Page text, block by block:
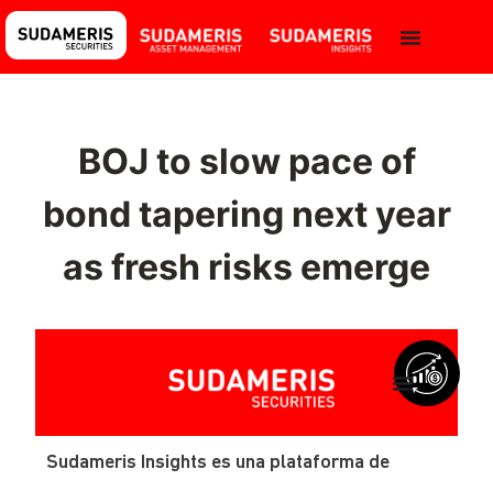
BOJ to slow pace of
bond tapering next year
as fresh risks emerge
Sudameris Insights es una plataforma de